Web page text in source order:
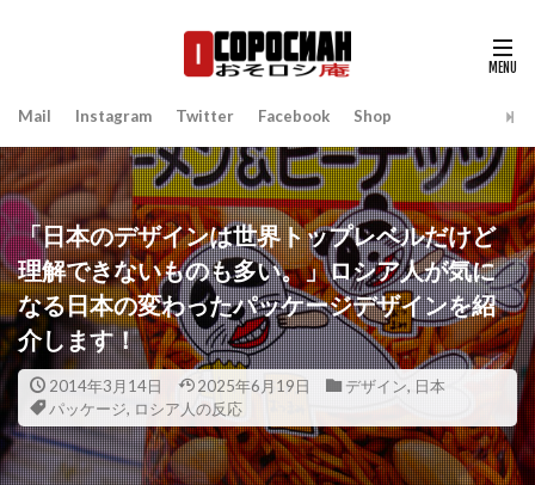
Mail Instagram Twitter Facebook Shop
「日本のデザインは世界トップレベルだけど
理解できないものも多い。」ロシア人が気に
なる日本の変わったパッケージデザインを紹
介します！
2014年3月14日 2025年6月19日 デザイン, 日本
パッケージ, ロシア人の反応